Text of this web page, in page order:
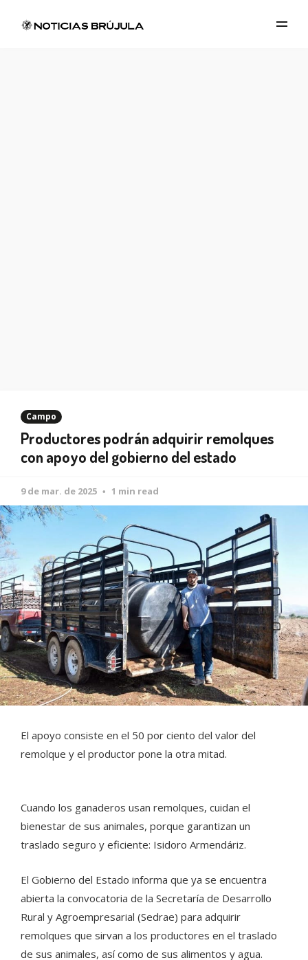
Campo
Productores podrán adquirir remolques
con apoyo del gobierno del estado
9 de mar. de 2025 1 min read
El apoyo consiste en el 50 por ciento del valor del
remolque y el productor pone la otra mitad.
Cuando los ganaderos usan remolques, cuidan el
bienestar de sus animales, porque garantizan un
traslado seguro y eficiente: Isidoro Armendáriz.
El Gobierno del Estado informa que ya se encuentra
abierta la convocatoria de la Secretaría de Desarrollo
Rural y Agroempresarial (Sedrae) para adquirir
remolques que sirvan a los productores en el traslado
de sus animales, así como de sus alimentos y agua.